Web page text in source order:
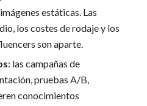
estáticas. Las
los costes de rodaje y los
son aparte.
: las campañas de
pruebas A/B,
conocimientos